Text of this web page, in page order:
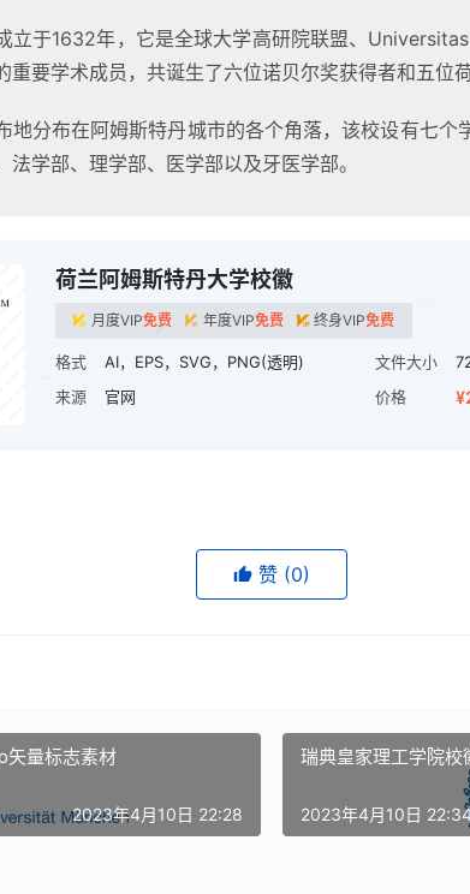
立于1632年，它是全球大学高研院联盟、
重要学术成员，共诞生了六位诺贝尔奖获得者和五位荷
地分布在阿姆斯特丹城市的各个角落，该校设有七个
法学部、理学部、医学部以及牙医学部。
荷兰阿姆斯特丹大学校徽
月度VIP免费 年度VIP免费 终身VIP免费
格式 AI，EPS，SVG，PNG(透明) 文件大小
来源
官网 价格
赞 (0)
矢量标志素材
2023年4月10日 22:28
瑞典皇家理工学院
2023年4月10日